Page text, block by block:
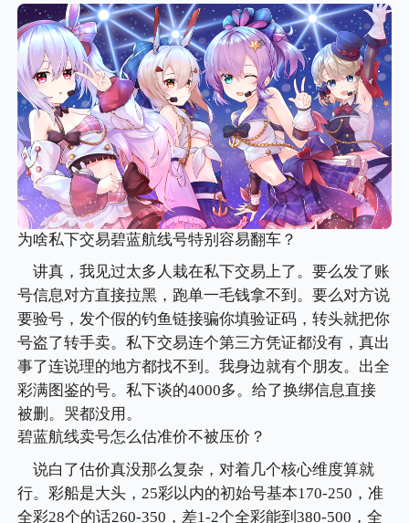
为啥私下交易碧蓝航线号特别容易翻车？
讲真，我见过太多人栽在私下交易上了。要么发了账
号信息对方直接拉黑，跑单一毛钱拿不到。要么对方说
要验号，发个假的钓鱼链接骗你填验证码，转头就把你
号盗了转手卖。私下交易连个第三方凭证都没有，真出
事了连说理的地方都找不到。我身边就有个朋友。出全
彩满图鉴的号。私下谈的4000多。给了换绑信息直接
被删。哭都没用。
碧蓝航线卖号怎么估准价不被压价？
说白了估价真没那么复杂，对着几个核心维度算就
行。彩船是大头，25彩以内的初始号基本170-250，准
全彩28个的话260-350，差1-2个全彩能到380-500，全